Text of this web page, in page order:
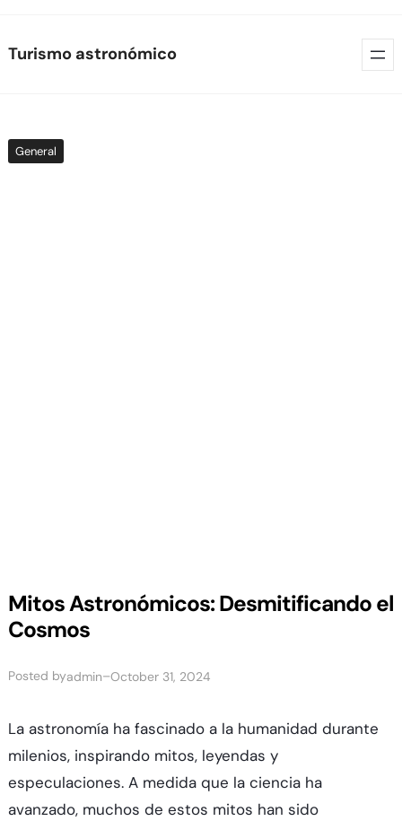
to
Turismo astronómico
General
Mitos Astronómicos: Desmitificando el
Cosmos
Posted byadmin–October 31, 2024
La astronomía ha fascinado a la humanidad durante
milenios, inspirando mitos, leyendas y
especulaciones. A medida que la ciencia ha
avanzado, muchos de estos mitos han sido